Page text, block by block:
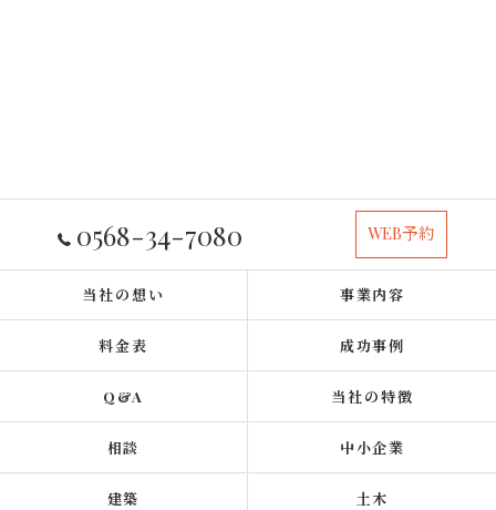
0568-34-7080 WEB予約
当社の想い 事業内容
料金表 成功事例
Q&A 当社の特徴
相談 中小企業
建築 土木